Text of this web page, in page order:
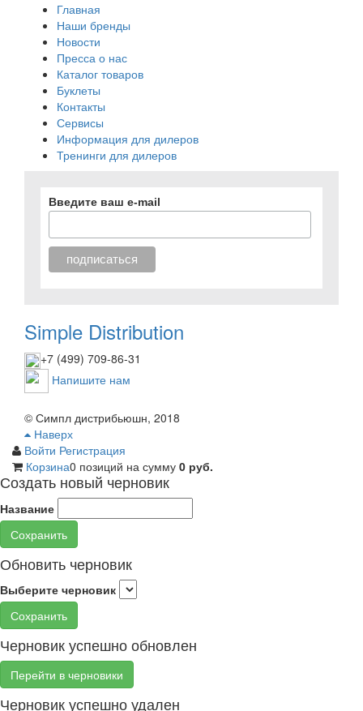
Главная
Наши бренды
Новости
Пресса о нас
Каталог товаров
Буклеты
Контакты
Сервисы
Информация для дилеров
Тренинги для дилеров
Введите ваш e-mail
Simple Distribution
+7 (499) 709-86-31
Напишите нам
© Симпл дистрибьюшн, 2018
Наверх
Войти Регистрация
Корзина0 позиций на сумму 0 руб.
Создать новый черновик
Название
Сохранить
Обновить черновик
Выберите черновик
Сохранить
Черновик успешно обновлен
Перейти в черновики
Черновик успешно удален